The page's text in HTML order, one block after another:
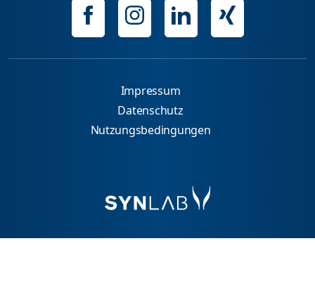
Impressum
Datenschutz
Nutzungsbedingungen